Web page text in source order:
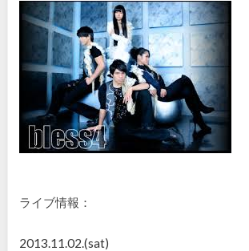
ライブ情報：
2013.11.02.(sat)